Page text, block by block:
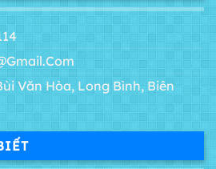
Văn Hòa, Long Bình, Biên